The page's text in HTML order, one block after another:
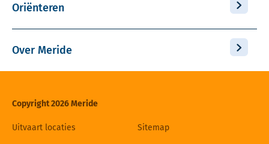
Oriënteren
Over Meride
Copyright 2026 Meride
Uitvaart locaties Sitemap